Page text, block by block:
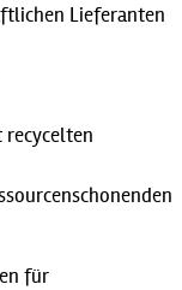
Lieferanten
für